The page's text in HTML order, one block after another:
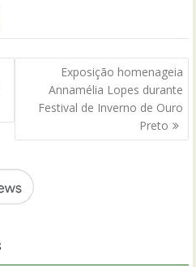
Exposição homenageia
Annamélia Lopes durante
Festival de Inverno de Ouro
Preto